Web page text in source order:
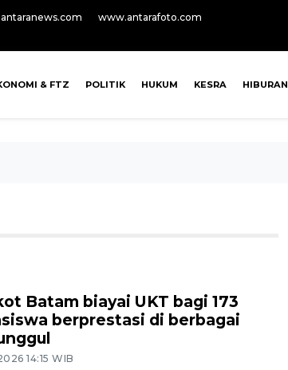
www.antarafoto.com
& FTZ POLITIK HUKUM KESRA HIBURAN
Batam biayai UKT bagi 173
berprestasi di berbagai
14:15 WIB